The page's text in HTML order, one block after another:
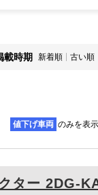
載時期 新着順 古い順
値下げ車両 のみを表示
ター 2DG-